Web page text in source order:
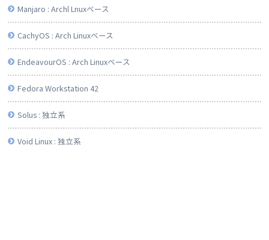
Manjaro : Archl Lnuxベース
CachyOS : Arch Linuxベース
EndeavourOS : Arch Linuxベース
Fedora Workstation 42
Solus : 独立系
Void Linux : 独立系